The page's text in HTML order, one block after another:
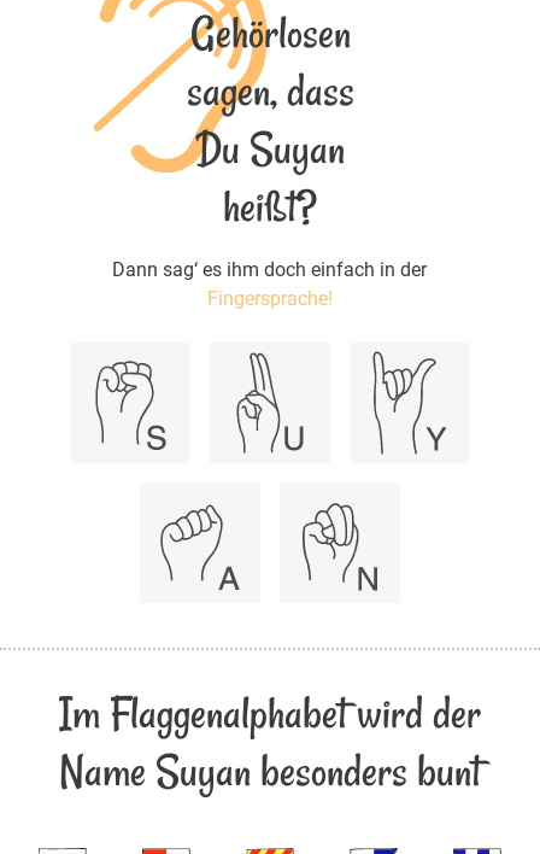
Gehörlosen
sagen, dass
Du Suyan
heißt?
Dann sag‘ es ihm doch einfach in der
Fingersprache!
Im Flaggenalphabet wird der
Name Suyan besonders bunt